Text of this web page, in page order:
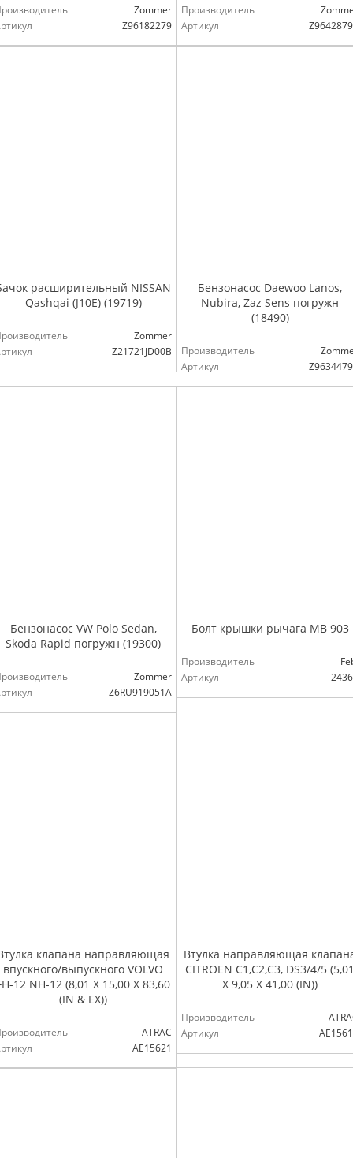
Zommer
Z96182279
Производитель
Артикул
расширительный NISSAN
Qashqai (J10E) (19719)
Zommer
Z21721JD00B
Бензонасос Daewoo Lanos,
Nubira, Zaz Sens погружн
(18490)
Производитель
Артикул
Бензонасос VW Polo Sedan,
Skoda Rapid погружн (19300)
Zommer
Z6RU919051A
Болт крышки рычага MB 903
Производитель
Артикул
клапана направляющая
впускного/выпускного VOLVO
12 NH-12 (8,01 X 15,00 X 83,60
(IN & EX))
ATRAC
AE15621
Втулка направляющая
CITROEN C1,C2,C3, DS3/4/5
X 9,05 X 41,00 (IN))
Производитель
Артикул